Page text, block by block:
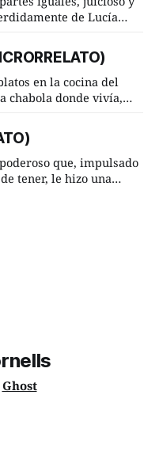
de Lucía
absoluta
por parte de ella.
en la cocina del
chabola donde vivía,
él hacía su mísera
que, impulsado
tener, le hizo una
según tú? Su
Ghost